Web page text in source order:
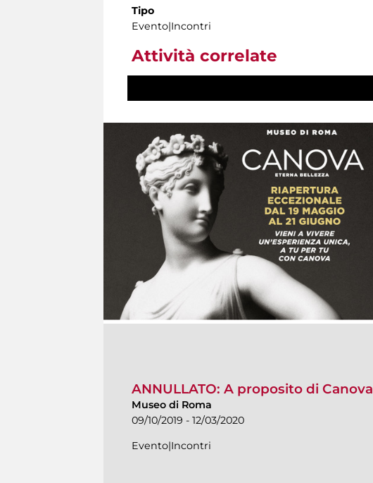
Tipo
Evento|Incontri
Attività correlate
ANNULLATO: A proposito di Canova
Museo di Roma
09/10/2019 - 12/03/2020
Evento|Incontri